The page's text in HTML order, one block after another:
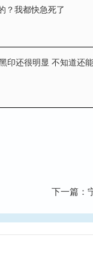
？我都快急死了
印还很明显 不知道还
下一篇：